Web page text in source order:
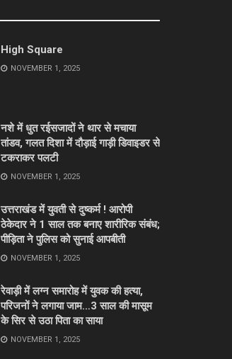
High Square
NOVEMBER 1, 2025
नशे में धुत रईसजादों ने थार से मचाया
तांडव, गलत दिशा में दौड़ाई गाड़ी डिवाइडर से
टकराकर पलटी
NOVEMBER 1, 2025
उत्तराखंड में युवती से दुष्कर्म ! आरोपी
ठेकेदार ने 1 साल तक बनाए शारीरिक संबंध;
पीड़िता ने पुलिस को सुनाई आपबीती
NOVEMBER 1, 2025
रेवाड़ी में लग्न समारोह में युवक की हत्या,
परिजनों ने लगाया जाम…3 साल की मासूम
के सिर से उठा पिता का साया
NOVEMBER 1, 2025